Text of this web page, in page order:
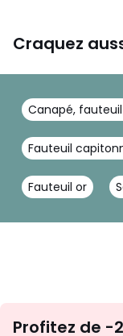
Craquez
Canapé,
Fauteuil
Fauteuil or
Profitez de -